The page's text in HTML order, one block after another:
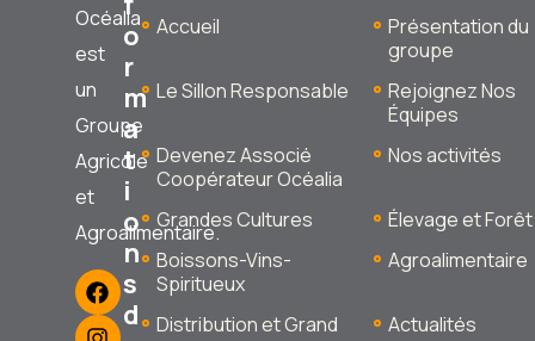
Océalia
est
un
Groupe
Agricole
et
Agroalimentaire.
o
r
m
a
t
i
o
n
s
d
Accueil
Présentation du
groupe
Le Sillon Responsable
Rejoignez Nos
Équipes
Devenez Associé
Coopérateur Océalia
Nos activités
Grandes Cultures
Élevage et Forêt
Boissons-Vins-
Spiritueux
Agroalimentaire
Distribution et Grand
Actualités